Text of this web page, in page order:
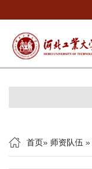
首页» 师资队伍 »